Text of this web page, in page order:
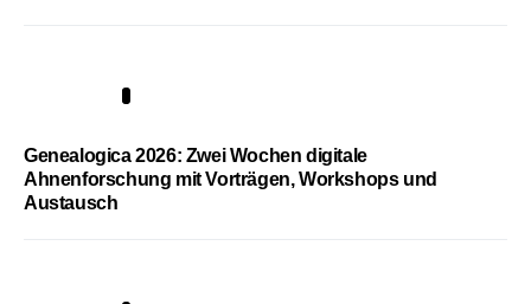
Genealogica 2026: Zwei Wochen digitale
Ahnenforschung mit Vorträgen, Workshops und
Austausch